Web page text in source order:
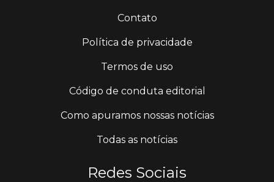
Contato
Política de privacidade
Termos de uso
Código de conduta editorial
Como apuramos nossas notícias
Todas as notícias
Redes Sociais